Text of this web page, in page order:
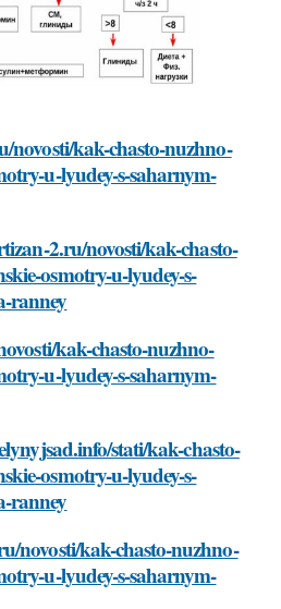
novosti/kak-chasto-nuzhno-
u-lyudey-s-saharnym-
2.ru/novosti/kak-chasto-
osmotry-u-lyudey-s-
ranney
kak-chasto-nuzhno-
u-lyudey-s-saharnym-
stati/kak-chasto-
osmotry-u-lyudey-s-
ranney
novosti/kak-chasto-nuzhno-
u-lyudey-s-saharnym-